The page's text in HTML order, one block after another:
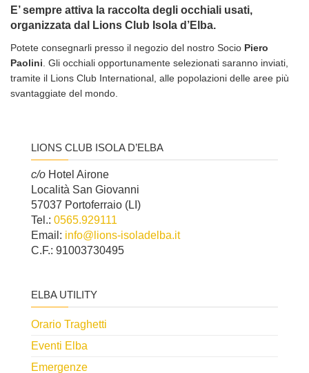
E’ sempre attiva la raccolta degli occhiali usati,
organizzata dal Lions Club Isola d’Elba.
Potete consegnarli presso il negozio del nostro Socio Piero
Paolini. Gli occhiali opportunamente selezionati saranno inviati,
tramite il Lions Club International, alle popolazioni delle aree più
svantaggiate del mondo.
LIONS CLUB ISOLA D’ELBA
c/o Hotel Airone
Località San Giovanni
57037 Portoferraio (LI)
Tel.: 0565.929111
Email: info@lions-isoladelba.it
C.F.: 91003730495
ELBA UTILITY
Orario Traghetti
Eventi Elba
Emergenze